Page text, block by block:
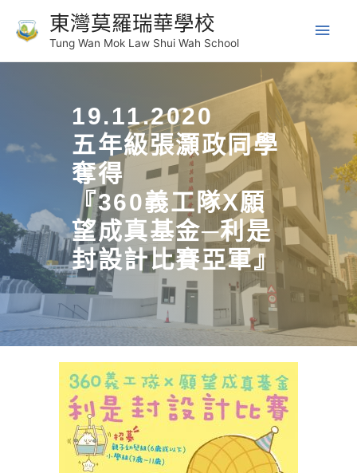
東灣莫羅瑞華學校
Tung Wan Mok Law Shui Wah School
19.11.2020
五年級張灝政同學
奪得
『360義工隊X願
望成真基金─利是
封設計比賽亞軍』